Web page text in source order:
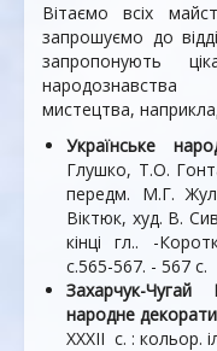
Вітаємо всіх
запрошуємо до
запропонують
народознавства
мистецтва,
Українське
Глушко, Т.О.
передм. М.Г.
Віктюк, худ. В.
кінці гл.. -
с.565-567. - 567 с.
Захарчук-Чугай
народне
ХХХII с. : кольор.